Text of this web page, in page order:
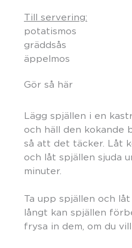
Till servering:
potatismos
gräddsås
äppelmos
Gör så här
Lägg spjällen i en
och häll den kokande
så att det täcker. Låt
och låt spjällen sjuda
minuter.
Ta upp spjällen och låt
långt kan spjällen
frysa in dem, om du